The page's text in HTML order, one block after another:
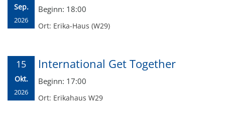
Sep.
2026
Beginn: 18:00
Ort: Erika-Haus (W29)
15
Okt.
2026
International Get Together
Beginn: 17:00
Ort: Erikahaus W29